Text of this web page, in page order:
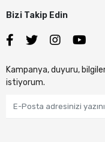
Bizi Takip Edin
Kampanya, duyuru,
istiyorum.